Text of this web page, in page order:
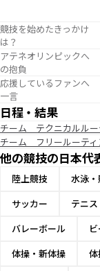
競技を始めたきっかけ
は？
アテネオリンピックへ
の抱負
応援しているファンへ
一言
日程・結果
チーム テクニカルルー
チーム フリールーティ
他の競技の日本代
陸上競技 水泳
サッカー
テニス
バレーボール
体操・新体操